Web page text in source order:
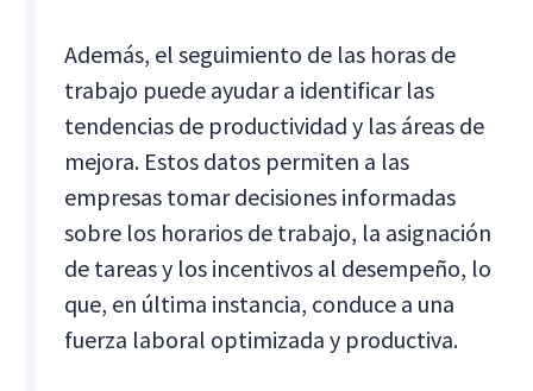
Además, el seguimiento de las horas de
trabajo puede ayudar a identificar las
tendencias de productividad y las áreas de
mejora. Estos datos permiten a las
empresas tomar decisiones informadas
sobre los horarios de trabajo, la asignación
de tareas y los incentivos al desempeño, lo
que, en última instancia, conduce a una
fuerza laboral optimizada y productiva.